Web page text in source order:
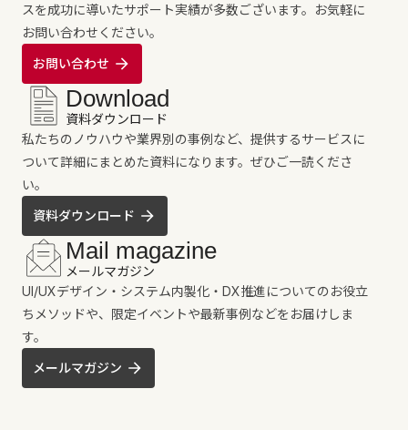
スを成功に導いたサポート実績が多数ございます。お気軽に
お問い合わせください。
お問い合わせ
Download
資料ダウンロード
私たちのノウハウや業界別の事例など、提供するサービスに
ついて詳細にまとめた資料になります。ぜひご一読くださ
い。
資料ダウンロード
Mail magazine
メールマガジン
UI/UXデザイン・システム内製化・DX推進についてのお役立
ちメソッドや、限定イベントや最新事例などをお届けしま
す。
メールマガジン